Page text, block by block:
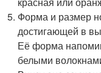
Форма и размер
достигающей в
Её форма
белыми